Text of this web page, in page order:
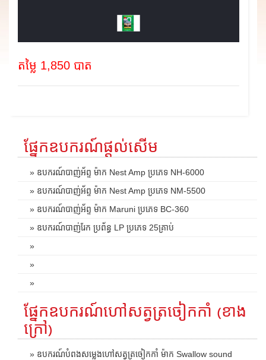
តម្លៃ 1,850 បាត
ផ្នែកឧបករណ៍ផ្តល់សើម
» ឧបករណ៍បាញ់អ័ព្ទ ម៉ាក Nest Amp ប្រភេទ NH-6000
» ឧបករណ៍បាញ់អ័ព្ទ ម៉ាក Nest Amp ប្រភេទ NM-5500
» ឧបករណ៍បាញ់អ័ព្ទ ម៉ាក Maruni ប្រភេទ BC-360
» ឧបករណ៍បាញ់រែក ប្រព័ន្ធ LP ប្រភេទ 25គ្រាប់
»
»
»
ផ្នែកឧបករណ៍ហៅសត្វត្រចៀកកាំ (ខាង
ក្រៅ)
» ឧបករណ៍បំពងសម្លេងហៅសត្វត្រចៀកកាំ ម៉ាក Swallow sound